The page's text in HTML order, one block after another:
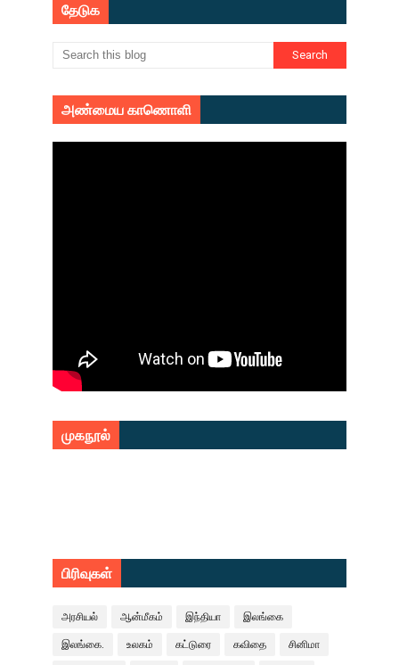
தேடுக
அண்மைய காணொளி
முகநூல்
பிரிவுகள்
அரசியல் ஆன்மீகம் இந்தியா இலங்கை
இலங்கை. உலகம் கட்டுரை கவிதை சினிமா